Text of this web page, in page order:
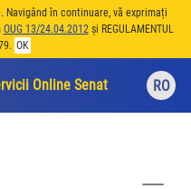
Navigând în continuare, vă exprimați
OUG 13/24.04.2012și REGULAMENTUL
OK
Online Senat RO